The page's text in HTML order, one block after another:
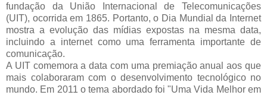
fundação da União Internacional de Telecomunicações
(UIT), ocorrida em 1865. Portanto, o Dia Mundial da Internet
mostra a evolução das mídias expostas na mesma data,
incluindo a internet como uma ferramenta importante de
comunicação.
A UIT comemora a data com uma premiação anual aos que
mais colaboraram com o desenvolvimento tecnológico no
mundo. Em 2011 o tema abordado foi "Uma Vida Melhor em